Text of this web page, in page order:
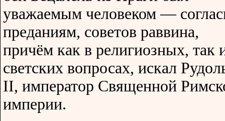
уважаемым человеком —
преданиям, советов раввина,
причём как в религиозных, так
светских вопросах, искал
II, император Священной
империи.